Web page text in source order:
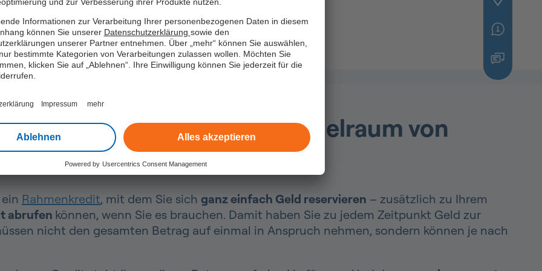
Informationen zur Verarbeitung Ihrer personenbezogenen Daten in diesem
können Sie unserer Datenschutzerklärung sowie den
unserer Partner entnehmen. Über „mehr“ können Sie auswählen,
bestimmte Kategorien von Verarbeitungen zulassen wollen. Möchten Sie
klicken Sie auf „Ablehnen“. Ihre Einwilligung können Sie jederzeit für die
Impressum mehr
Ablehnen Alles akzeptieren
Powered by Usercentrics Consent Management
zum finanziellen Spielraum
mit dem finanziellen Spielraum von
Rahmenkredit, mit dem Sie sich ganz einfach Geld reservieren – zusätzlich zu Ihrem
abrufen können, wenn Sie es brauchen. Damit haben Sie zu jedem Zeitpunkt Geld zur
nicht den gesamten Betrag auf einmal in Anspruch nehmen, sondern können je nach